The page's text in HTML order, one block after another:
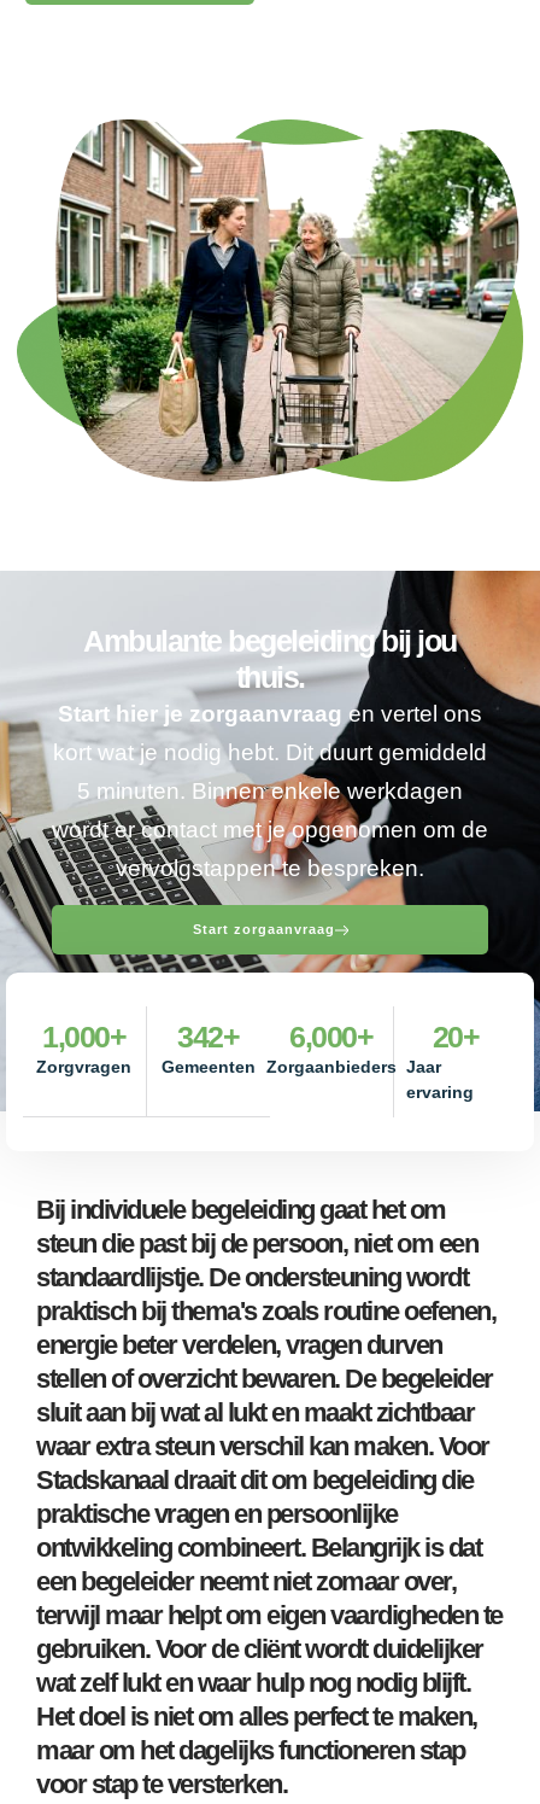
Ambulante begeleiding bij jou
thuis.
Start hier je zorgaanvraag en vertel ons
kort wat je nodig hebt. Dit duurt gemiddeld
5 minuten. Binnen enkele werkdagen
wordt er contact met je opgenomen om de
vervolgstappen te bespreken.
Start zorgaanvraag
Zorgvragen
1,000+
Gemeenten
342+
Zorgaanbieders
6,000+
Jaar
ervaring
20+
Bij individuele begeleiding gaat het om
steun die past bij de persoon, niet om een
standaardlijstje. De ondersteuning wordt
praktisch bij thema's zoals routine oefenen,
energie beter verdelen, vragen durven
stellen of overzicht bewaren. De begeleider
sluit aan bij wat al lukt en maakt zichtbaar
waar extra steun verschil kan maken. Voor
Stadskanaal draait dit om begeleiding die
praktische vragen en persoonlijke
ontwikkeling combineert. Belangrijk is dat
een begeleider neemt niet zomaar over,
terwijl maar helpt om eigen vaardigheden te
gebruiken. Voor de cliënt wordt duidelijker
wat zelf lukt en waar hulp nog nodig blijft.
Het doel is niet om alles perfect te maken,
maar om het dagelijks functioneren stap
voor stap te versterken.